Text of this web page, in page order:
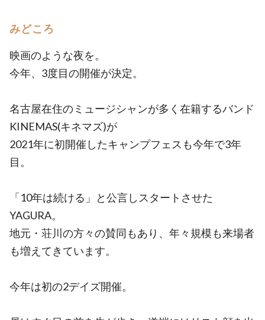
みどころ
映画のような夜を。
今年、3度目の開催が決定。
名古屋在住のミュージシャンが多く在籍するバンド
KINEMAS(キネマズ)が
2021年に初開催したキャンプフェスも今年で3年
目。
「10年は続ける」と公言しスタートさせた
YAGURA。
地元・荘川の方々の賛同もあり、年々規模も来場者
も増えてきています。
今年は初の2デイズ開催。